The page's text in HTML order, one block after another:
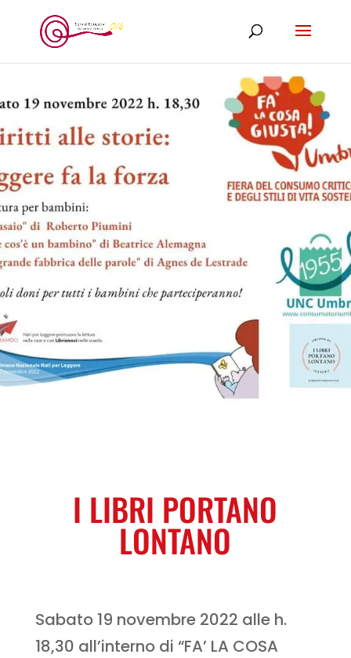
I LIBRI PORTANO
LONTANO
Sabato 19 novembre 2022 alle h.
18,30 all’interno di “FA’ LA COSA